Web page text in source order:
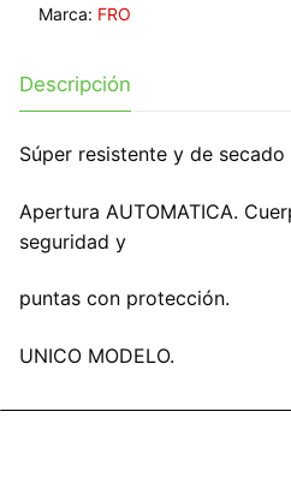
Marca: FRO
Descripción
Súper resistente y de secado
Apertura AUTOMATICA.
seguridad y
puntas con protección.
UNICO MODELO.